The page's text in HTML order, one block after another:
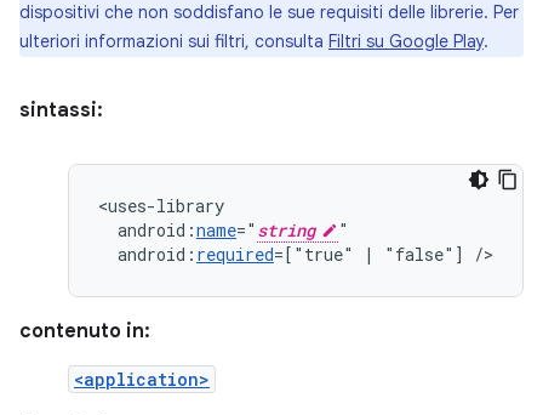
dispositivi che non soddisfano le sue requisiti delle librerie. Per
ulteriori informazioni sui filtri, consulta Filtri su Google Play.
sintassi:
android:name=" string
android: required=["true" | "false"] />
contenuto in:
<application>